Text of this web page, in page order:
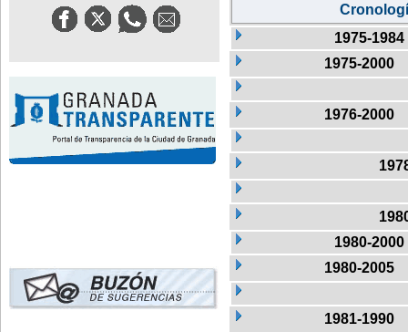
1975-1984
1975-2000
1976-2000
1980-2000
1980-2005
1981-1990